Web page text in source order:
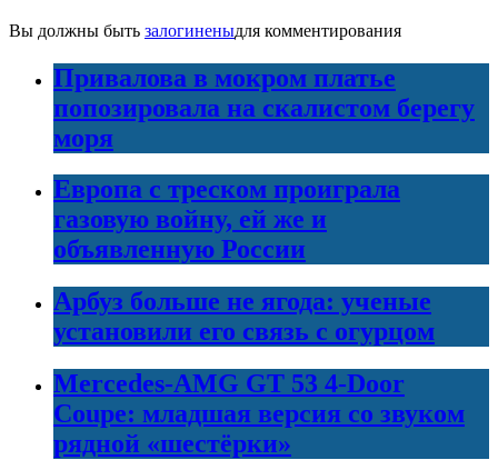
Вы должны быть залогиненыдля комментирования
Привалова в мокром платье
попозировала на скалистом берегу
моря
Европа с треском проиграла
газовую войну, ей же и
объявленную России
Арбуз больше не ягода: ученые
установили его связь с огурцом
Mercedes-AMG GT 53 4-Door
Coupe: младшая версия со звуком
рядной «шестёрки»